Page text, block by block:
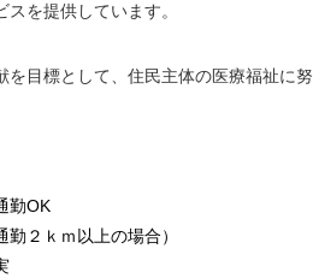
を提供しています。
を目標として、住民主体の医療福祉に努
勤OK
勤２ｋｍ以上の場合）